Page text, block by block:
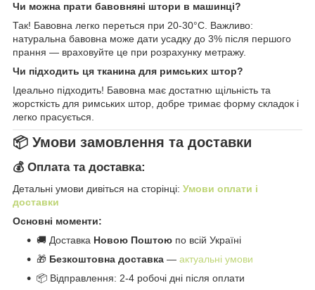
Чи можна прати бавовняні штори в машинці?
Так! Бавовна легко переться при 20-30°C. Важливо:
натуральна бавовна може дати усадку до 3% після першого
прання — враховуйте це при розрахунку метражу.
Чи підходить ця тканина для римських штор?
Ідеально підходить! Бавовна має достатню щільність та
жорсткість для римських штор, добре тримає форму складок і
легко прасується.
📦 Умови замовлення та доставки
💰 Оплата та доставка:
Детальні умови дивіться на сторінці: Умови оплати і
доставки
Основні моменти:
🚚 Доставка Новою Поштою по всій Україні
🎁 Безкоштовна доставка — актуальні умови
📦 Відправлення: 2-4 робочі дні після оплати